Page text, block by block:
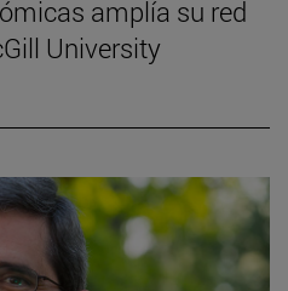
amplía su red
University